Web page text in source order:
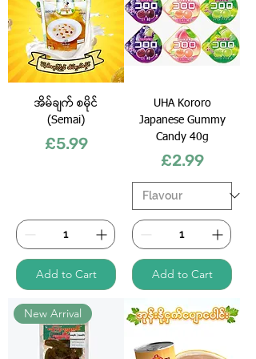
အိမ်ချက် စမိုင်
(Semai)
Price
£5.99
Add to Cart
UHA Kororo
Japanese Gummy
Candy 40g
Price
£2.99
Add to Cart
New Arrival